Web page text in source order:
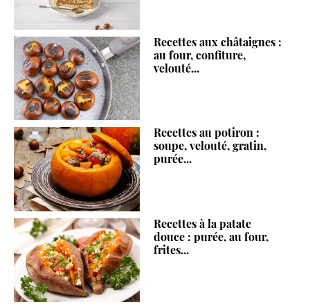
Recettes aux châtaignes :
au four, confiture,
velouté...
Recettes au potiron :
soupe, velouté, gratin,
purée...
Recettes à la patate
douce : purée, au four,
frites...